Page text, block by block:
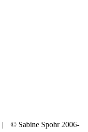
| © Sabine Spohr 2006-